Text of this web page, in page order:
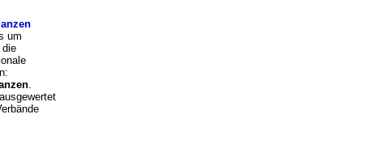
um
die
.